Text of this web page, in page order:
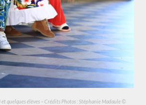
quelques élèves – Crédits Photos : Stéphanie Madaule ©